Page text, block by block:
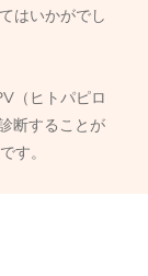
はいかがでし
（ヒトパピロ
断することが
す。